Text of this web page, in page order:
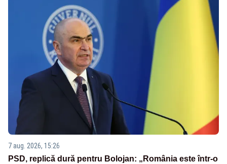
7 aug. 2026, 15:26
PSD, replică dură pentru Bolojan: „România este într-o